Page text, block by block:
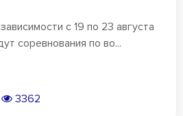
с 19 по 23 августа
соревнования по во...
3362